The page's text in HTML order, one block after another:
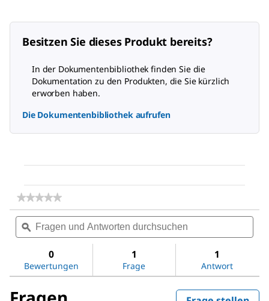
Besitzen Sie dieses Produkt bereits?
In der Dokumentenbibliothek finden Sie die
Dokumentation zu den Produkten, die Sie kürzlich
erworben haben.
Die Dokumentenbibliothek aufrufen
★★★★★
★★★★★
Beurteilungswert
für
Ethyl
Fragen
und
Antworten
durchsuchen
ϙ
0
Bewertungen
1
Frage
1
Antwort